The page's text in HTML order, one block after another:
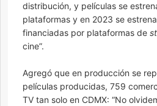
distribución, y películas se
plataformas y en 2023 se
financiadas por plataformas de
cine”.
Agregó que en producción se
películas producidas, 759
TV tan solo en CDMX: “No